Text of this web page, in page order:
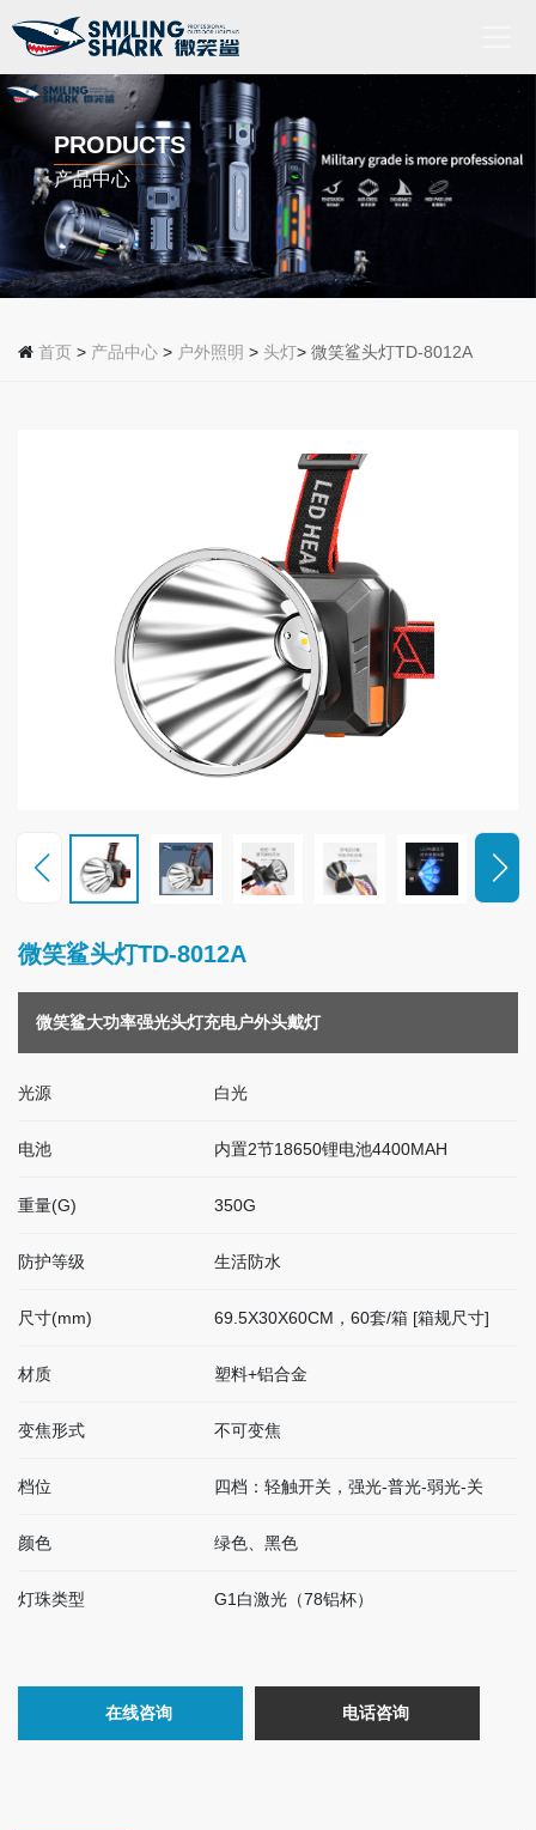
PRODUCTS
产品中心
首页 > 产品中心 > 户外照明 > 头灯> 微笑鲨头灯TD-8012A
微笑鲨头灯TD-8012A
微笑鲨大功率强光头灯充电户外头戴灯
光源 白光
电池 内置2节18650锂电池4400MAH
重量(G) 350G
防护等级 生活防水
尺寸(mm) 69.5X30X60CM，60套/箱 [箱规尺寸]
材质 塑料+铝合金
变焦形式 不可变焦
档位 四档：轻触开关，强光-普光-弱光-关
颜色 绿色、黑色
灯珠类型 G1白激光（78铝杯）
在线咨询 电话咨询